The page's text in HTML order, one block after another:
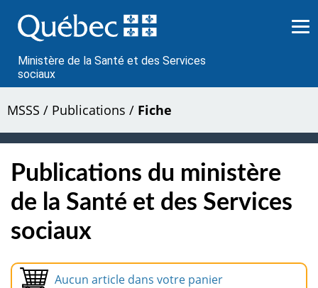
au
contenu
Ministère de la Santé et des Services
sociaux
MSSS / Publications / Fiche
Publications du ministère
de la Santé et des Services
sociaux
Aucun article dans votre panier